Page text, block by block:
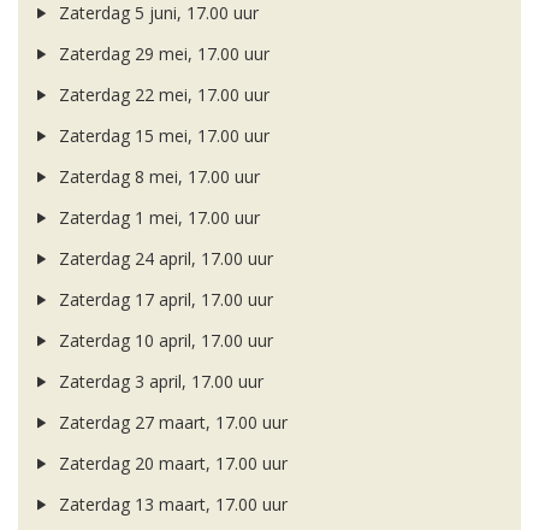
Zaterdag 5 juni, 17.00 uur
Zaterdag 29 mei, 17.00 uur
Zaterdag 22 mei, 17.00 uur
Zaterdag 15 mei, 17.00 uur
Zaterdag 8 mei, 17.00 uur
Zaterdag 1 mei, 17.00 uur
Zaterdag 24 april, 17.00 uur
Zaterdag 17 april, 17.00 uur
Zaterdag 10 april, 17.00 uur
Zaterdag 3 april, 17.00 uur
Zaterdag 27 maart, 17.00 uur
Zaterdag 20 maart, 17.00 uur
Zaterdag 13 maart, 17.00 uur